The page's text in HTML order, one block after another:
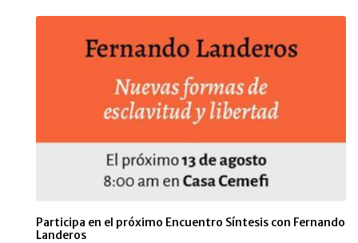
Participa en el próximo Encuentro Síntesis con Fernando
Landeros